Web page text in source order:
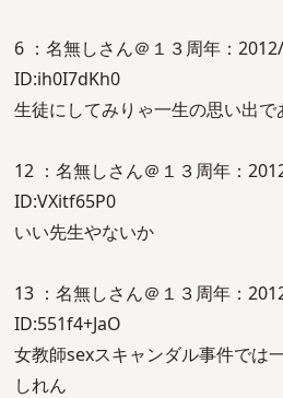
6 ：名無しさん＠１３周年：
ID:ih0I7dKh0
生徒にしてみりゃ一生の思い出
12 ：名無しさん＠１３周年：
ID:VXitf65P0
いい先生やないか
13 ：名無しさん＠１３周年：
ID:551f4+JaO
女教師sexスキャンダル事件では
しれん